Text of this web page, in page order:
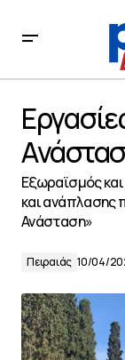
Εξωραϊσμός
και ανάπλασης
Ανάσταση»
Πειραιάς 10/04/